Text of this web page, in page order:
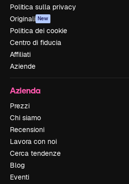
Politica sulla privacy
Originali New
Politica dei cookie
Centro di fiducia
Affiliati
Aziende
Azienda
Prezzi
Chi siamo
Recensioni
Lavora con noi
Cerca tendenze
Blog
Eventi